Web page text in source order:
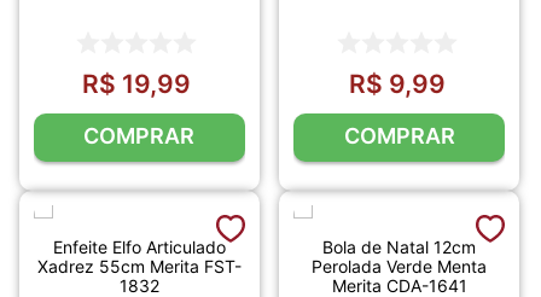
R$ 19,99
COMPRAR
R$ 9,99
COMPRAR
Enfeite Elfo Articulado
Xadrez 55cm Merita FST-
1832
Bola de Natal 12cm
Perolada Verde Menta
Merita CDA-1641